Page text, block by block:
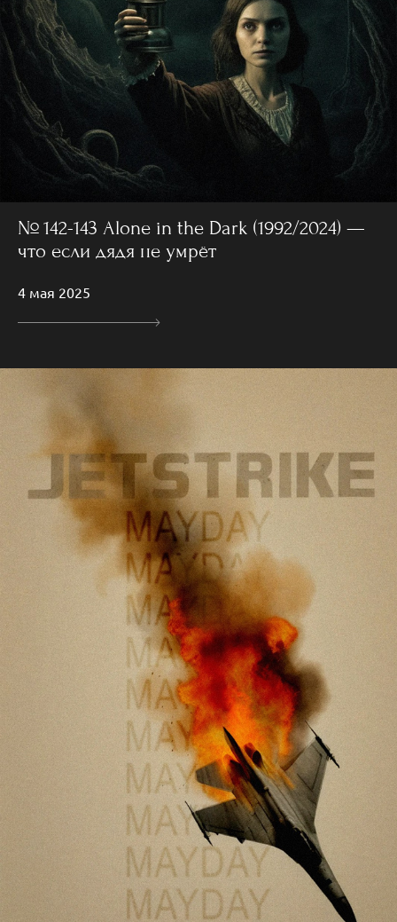
№ 142-143 Alone in the Dark (1992/2024) —
что если дядя не умрёт
4 мая 2025